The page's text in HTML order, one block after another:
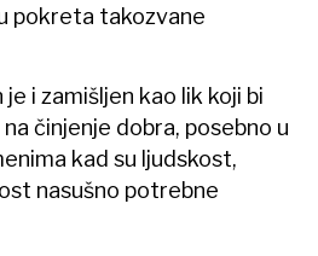
pokreta takozvane
i zamišljen kao lik koji bi
činjenje dobra, posebno u
kad su ljudskost,
nasušno potrebne